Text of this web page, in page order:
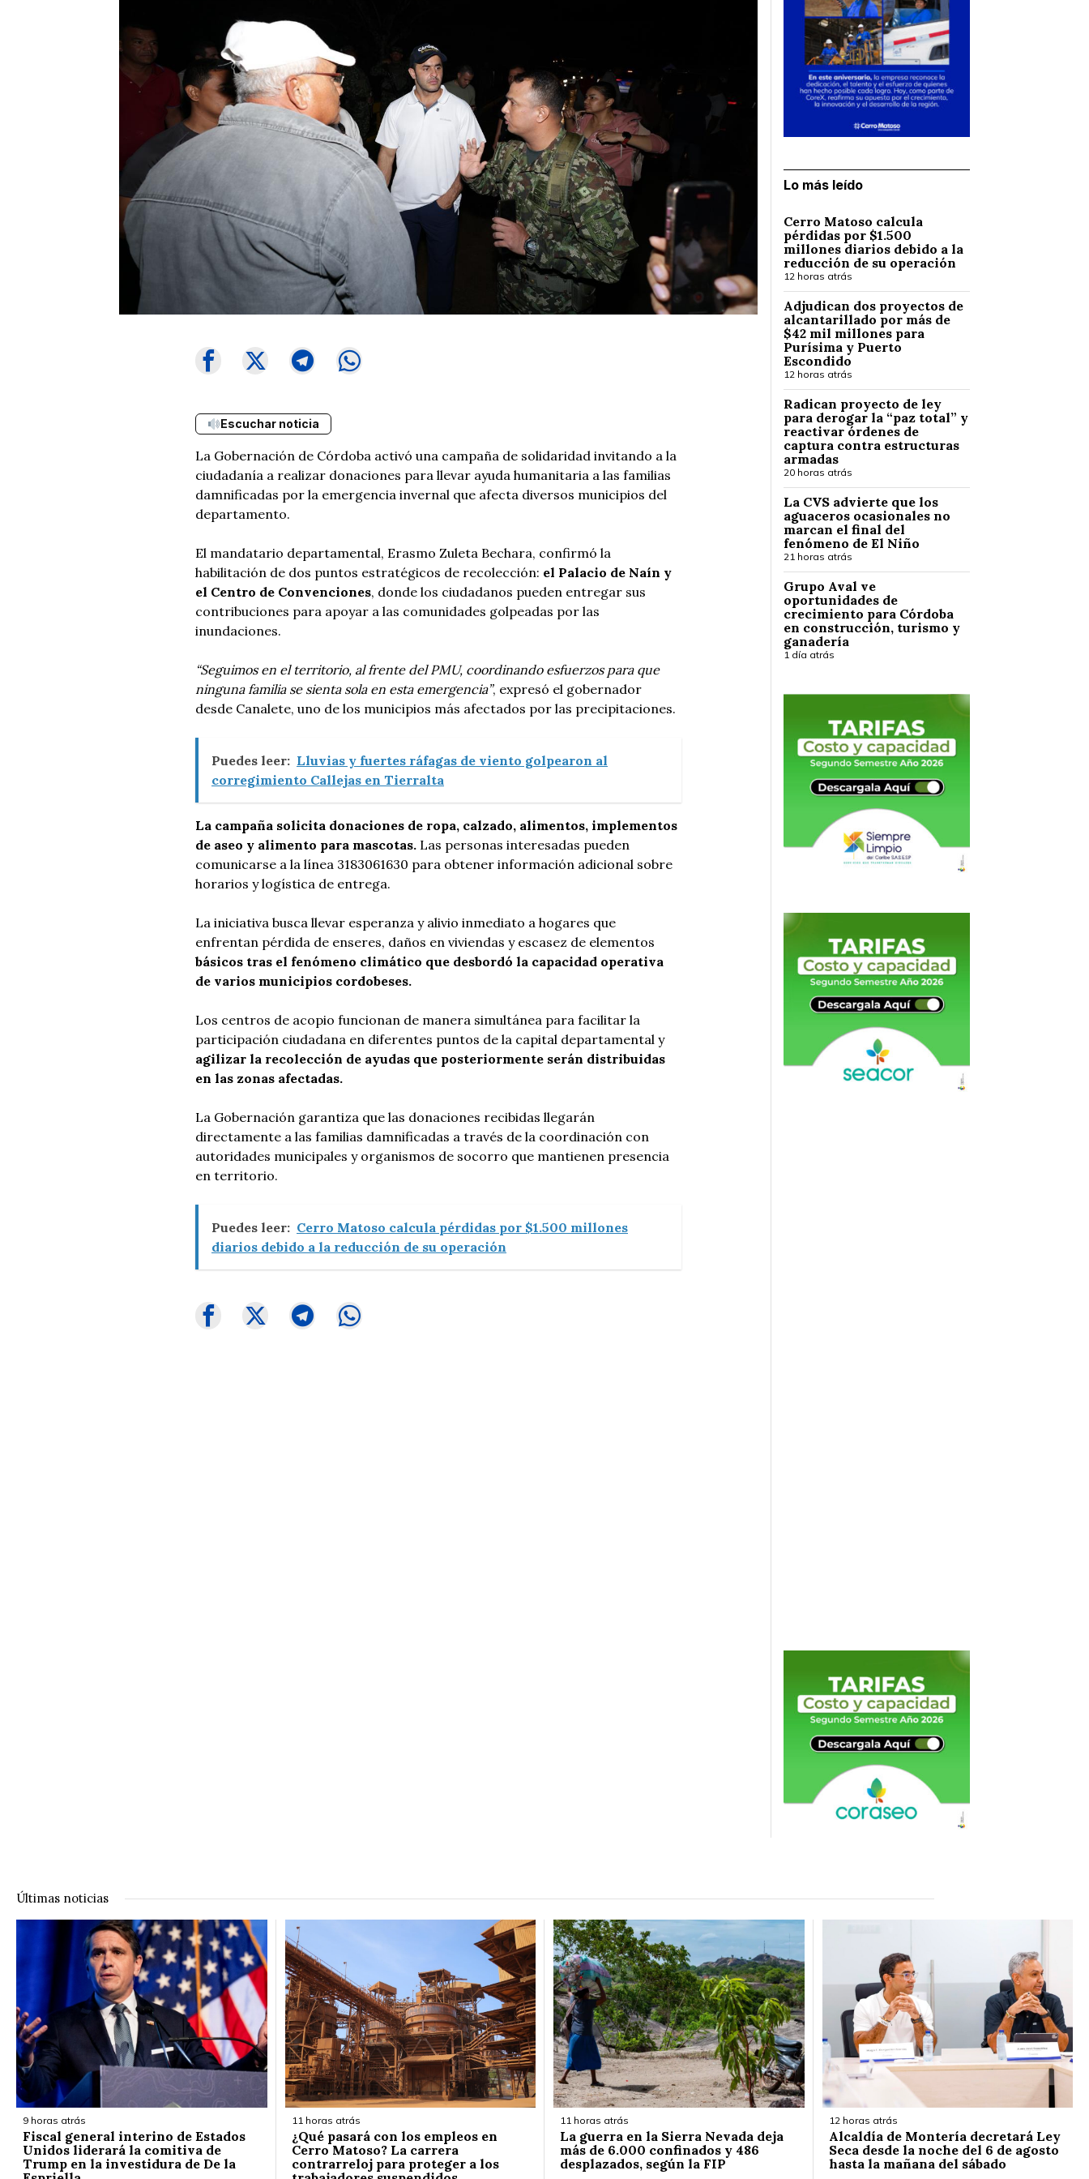
Escuchar noticia
La Gobernación de Córdoba activó una campaña de solidaridad invitando a la
ciudadanía a realizar donaciones para llevar ayuda humanitaria a las familias
damnificadas por la emergencia invernal que afecta diversos municipios del
departamento.
El mandatario departamental, Erasmo Zuleta Bechara, confirmó la
habilitación de dos puntos estratégicos de recolección: el Palacio de Naín y
el Centro de Convenciones, donde los ciudadanos pueden entregar sus
contribuciones para apoyar a las comunidades golpeadas por las
inundaciones.
“Seguimos en el territorio, al frente del PMU, coordinando esfuerzos para que
ninguna familia se sienta sola en esta emergencia”, expresó el gobernador
desde Canalete, uno de los municipios más afectados por las precipitaciones.
Puedes leer: Lluvias y fuertes ráfagas de viento golpearon al
corregimiento Callejas en Tierralta
La campaña solicita donaciones de ropa, calzado, alimentos, implementos
de aseo y alimento para mascotas. Las personas interesadas pueden
comunicarse a la línea 3183061630 para obtener información adicional sobre
horarios y logística de entrega.
La iniciativa busca llevar esperanza y alivio inmediato a hogares que
enfrentan pérdida de enseres, daños en viviendas y escasez de elementos
básicos tras el fenómeno climático que desbordó la capacidad operativa
de varios municipios cordobeses.
Los centros de acopio funcionan de manera simultánea para facilitar la
participación ciudadana en diferentes puntos de la capital departamental y
agilizar la recolección de ayudas que posteriormente serán distribuidas
en las zonas afectadas.
La Gobernación garantiza que las donaciones recibidas llegarán
directamente a las familias damnificadas a través de la coordinación con
autoridades municipales y organismos de socorro que mantienen presencia
en territorio.
Puedes leer: Cerro Matoso calcula pérdidas por $1.500 millones
diarios debido a la reducción de su operación
Lo más leído
Cerro Matoso calcula
pérdidas por $1.500
millones diarios debido a la
reducción de su operación
12 horas atrás
Adjudican dos proyectos de
alcantarillado por más de
$42 mil millones para
Purísima y Puerto
Escondido
12 horas atrás
Radican proyecto de ley
para derogar la “paz total” y
reactivar órdenes de
captura contra estructuras
armadas
20 horas atrás
La CVS advierte que los
aguaceros ocasionales no
marcan el final del
fenómeno de El Niño
21 horas atrás
Grupo Aval ve
oportunidades de
crecimiento para Córdoba
en construcción, turismo y
ganadería
1 día atrás
Últimas noticias
9 horas atrás
Fiscal general interino de Estados
Unidos liderará la comitiva de
Trump en la investidura de De la
11 horas atrás
¿Qué pasará con los empleos en
Cerro Matoso? La carrera
contrarreloj para proteger a los
11 horas atrás
La guerra en la Sierra Nevada deja
más de 6.000 confinados y 486
desplazados, según la FIP
12 horas atrás
Alcaldía de Montería decretará Ley
Seca desde la noche del 6 de agosto
hasta la mañana del sábado